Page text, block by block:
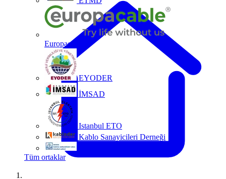
Europacable
EYODER
İMSAD
Istanbul ETO
Kablo Sanayicileri Derneği
Tüm ortaklar